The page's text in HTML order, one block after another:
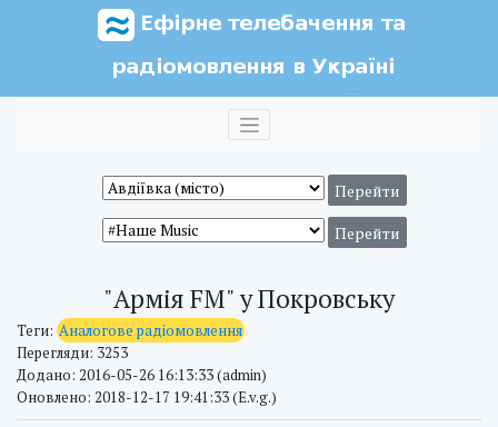
"Армія FM" у Покровську
Теги: Аналогове радіомовлення
Перегляди: 3253
Додано: 2016-05-26 16:13:33 (admin)
Оновлено: 2018-12-17 19:41:33 (E.v.g.)